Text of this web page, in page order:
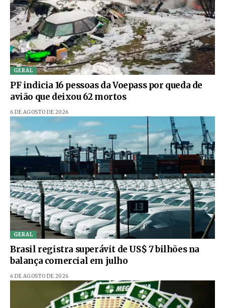
GERAL
PF indicia 16 pessoas da Voepass por queda de
avião que deixou 62 mortos
6 DE AGOSTO DE 2026
GERAL
Brasil registra superávit de US$ 7 bilhões na
balança comercial em julho
6 DE AGOSTO DE 2026